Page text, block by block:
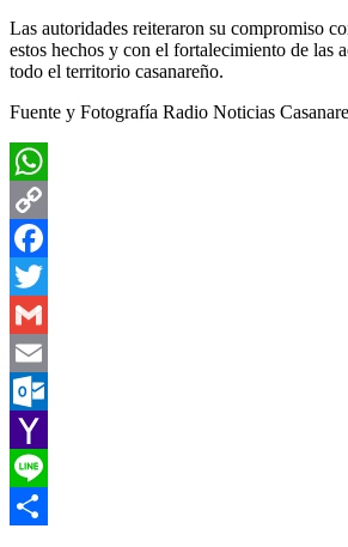
Las autoridades reiteraron su compromiso
estos hechos y con el fortalecimiento de las
todo el territorio casanareño.
Fuente y Fotografía Radio Noticias Casanare
WhatsApp
Copy
Link
Facebook
Twitter
Gmail
Email
Outlook.com
Yahoo
Mail
Line